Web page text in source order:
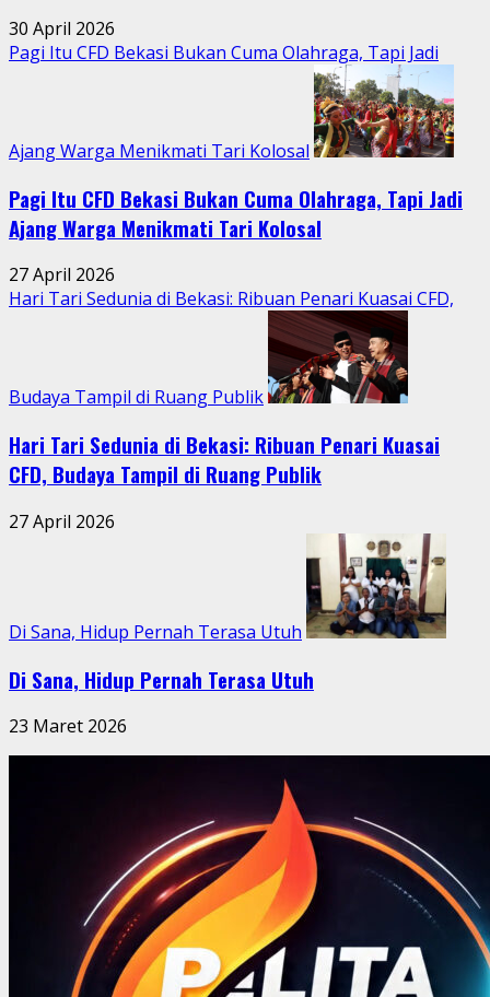
Tengah
Aktivitas
Perkotaan
30 April 2026
Pagi Itu CFD Bekasi Bukan Cuma Olahraga, Tapi Jadi
Ajang Warga Menikmati Tari Kolosal
Pagi Itu CFD Bekasi Bukan Cuma Olahraga, Tapi Jadi
Ajang Warga Menikmati Tari Kolosal
27 April 2026
Hari Tari Sedunia di Bekasi: Ribuan Penari Kuasai CFD,
Budaya Tampil di Ruang Publik
Hari Tari Sedunia di Bekasi: Ribuan Penari Kuasai
CFD, Budaya Tampil di Ruang Publik
27 April 2026
Di Sana, Hidup Pernah Terasa Utuh
Di Sana, Hidup Pernah Terasa Utuh
23 Maret 2026